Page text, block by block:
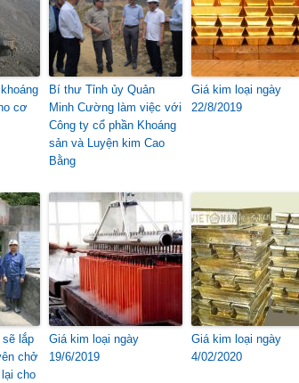
cơ
Bí thư Tỉnh ủy Quản
Minh Cường làm việc với
Công ty cổ phần Khoáng
sản và Luyện kim Cao
Bằng
Giá kim loại ngày
22/8/2019
sẽ lắp
chở
cho
Giá kim loại ngày
19/6/2019
Giá kim loại ngày
4/02/2020